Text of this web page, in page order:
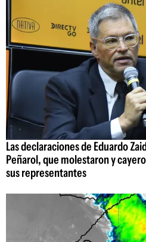
Las declaraciones de Eduardo
Peñarol, que molestaron y
sus representantes